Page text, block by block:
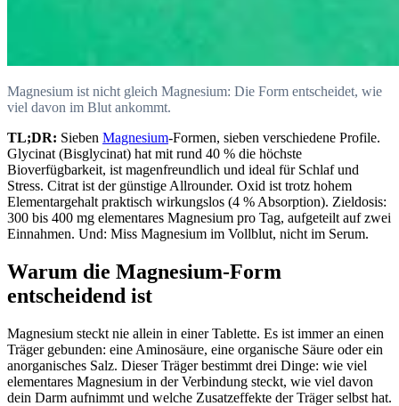
Magnesium ist nicht gleich Magnesium: Die Form entscheidet, wie
viel davon im Blut ankommt.
TL;DR: Sieben Magnesium-Formen, sieben verschiedene Profile.
Glycinat (Bisglycinat) hat mit rund 40 % die höchste
Bioverfügbarkeit, ist magenfreundlich und ideal für Schlaf und
Stress. Citrat ist der günstige Allrounder. Oxid ist trotz hohem
Elementargehalt praktisch wirkungslos (4 % Absorption). Zieldosis:
300 bis 400 mg elementares Magnesium pro Tag, aufgeteilt auf zwei
Einnahmen. Und: Miss Magnesium im Vollblut, nicht im Serum.
Warum die Magnesium-Form
entscheidend ist
Magnesium steckt nie allein in einer Tablette. Es ist immer an einen
Träger gebunden: eine Aminosäure, eine organische Säure oder ein
anorganisches Salz. Dieser Träger bestimmt drei Dinge: wie viel
elementares Magnesium in der Verbindung steckt, wie viel davon
dein Darm aufnimmt und welche Zusatzeffekte der Träger selbst hat.